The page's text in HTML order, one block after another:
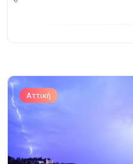
Αττική